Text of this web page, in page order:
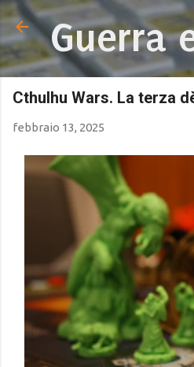
Passa ai
Guerra
Cthulhu Wars. La terza
febbraio 13, 2025